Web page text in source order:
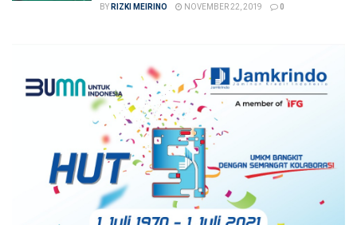
BY RIZKI MEIRINO NOVEMBER 22, 2019 0